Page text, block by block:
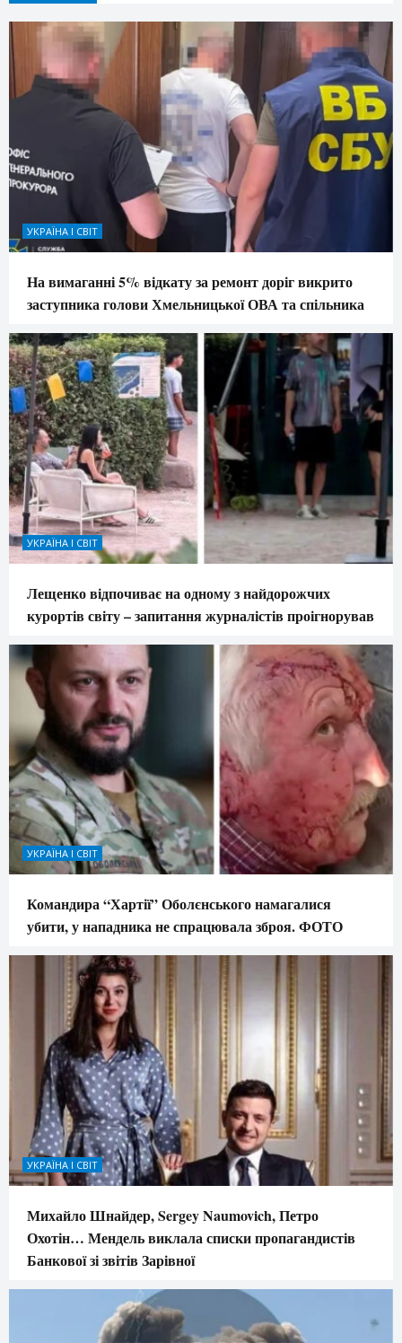
УКРАЇНА І СВІТ
На вимаганні 5% відкату за ремонт доріг викрито
заступника голови Хмельницької ОВА та спільника
УКРАЇНА І СВІТ
Лещенко відпочиває на одному з найдорожчих
курортів світу – запитання журналістів проігнорував
УКРАЇНА І СВІТ
Командира “Хартії” Оболєнського намагалися
убити, у нападника не спрацювала зброя. ФОТО
УКРАЇНА І СВІТ
Михайло Шнайдер, Sergey Naumovich, Петро
Охотін… Мендель виклала списки пропагандистів
Банкової зі звітів Зарівної